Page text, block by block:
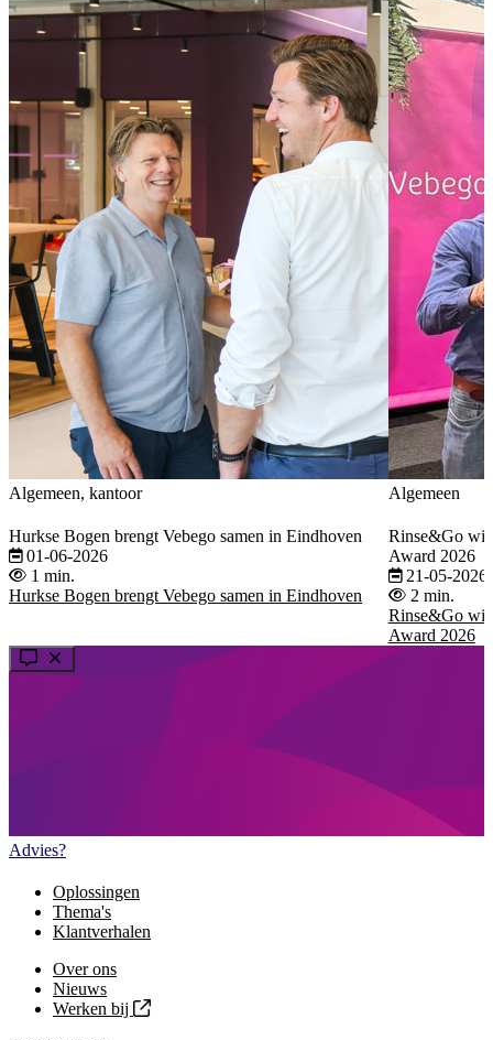
Algemeen, kantoor
Hurkse Bogen brengt Vebego samen in Eindhoven
01-06-2026
1 min.
Hurkse Bogen brengt Vebego samen in Eindhoven
Algemeen
Rinse&Go
Award 2026
21-05-2026
2 min.
Rinse&Go
Award 2026
Advies?
Oplossingen
Thema's
Klantverhalen
Over ons
Nieuws
Werken bij